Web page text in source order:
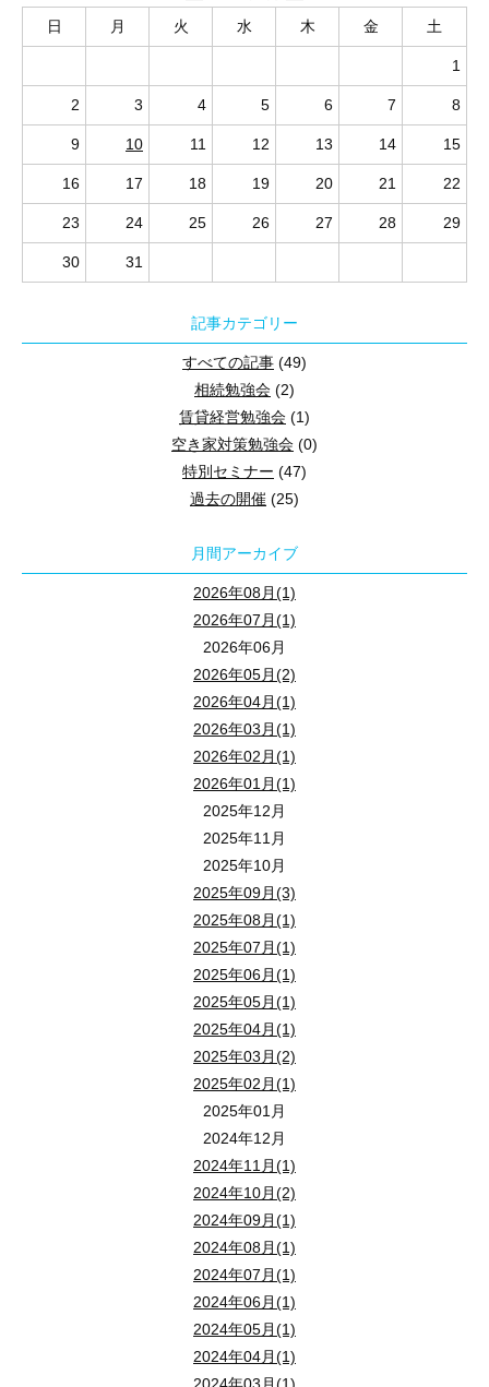
日
月 火 水 木 金 土
1
2 3 4 5 6 7 8
9 10 11 12 13 14 15
16 17 18 19 20 21 22
23 24 25 26 27 28 29
30 31
記事カテゴリー
すべての記事 (49)
相続勉強会 (2)
賃貸経営勉強会 (1)
空き家対策勉強会 (0)
特別セミナー (47)
過去の開催 (25)
月間アーカイブ
2026年08月(1)
2026年07月(1)
2026年06月
2026年05月(2)
2026年04月(1)
2026年03月(1)
2026年02月(1)
2026年01月(1)
2025年12月
2025年11月
2025年10月
2025年09月(3)
2025年08月(1)
2025年07月(1)
2025年06月(1)
2025年05月(1)
2025年04月(1)
2025年03月(2)
2025年02月(1)
2025年01月
2024年12月
2024年11月(1)
2024年10月(2)
2024年09月(1)
2024年08月(1)
2024年07月(1)
2024年06月(1)
2024年05月(1)
2024年04月(1)
ＭＡＰ：
『 狭山市駅西口駐車場 』 （有料）がすぐ近くです。
『 狭山市駅西口駐車場 』 は上記ＭＡＰでは
「狭山市 産業労働センター」の北西側（左上側）のグレーの建物
セミナーのお申込み・お問い合わせは
☎ ０４－２９５８－５８５１
ご参加お待ちしております。
狭山市駅から徒歩３分
『 狭山市駅西口駐車場 』（有料）がすぐ近くです。
『 狭山市駅西口駐車場 』 は上記ＭＡＰでは
ご参加お待ちしております。
プロが教える！「このまま続けて大丈夫？」お悩みのオーナー様必
会場 ： 狭山市産業労働センター １Ｆ 『多目的スペース 』
住所 ： 狭山市入間川１丁目３－３ （ ご来場での参加場所です
ＭＡＰ：
『 狭山市駅西口駐車場 』（有料）がすぐ近くです。
『 狭山市駅西口駐車場 』 は上記ＭＡＰでは
「狭山市 産業労働センター」の北西側（左上側）のグレーの建物
セミナーのお申込み・お問い合わせは
☎ ０４－２９５８－５８５１
ご参加お待ちしております。
★★★「zoom」にて配信しています！★★★
ご自宅でも・移動中でも、スマホやＰＣでお手軽に、最新情報を入
（※ 通信料はご負担ください。）
【 視聴方法 】
いただいたメールアドレス宛にセミナー視聴用のご案内メールを
ライブ配信セミナーが視聴できます。
会場参加の方は、ご来場にてご参加ください。
２０２６年６月２８日（日）１０：００～１２：
会場 ： 狭山市産業労働センター １Ｆ 『 多目的スペース 』
住所 ： 狭山市入間川１丁目３－３ （ ご来場での参加場所です
『 狭山市駅西口駐車場 』（有料）がすぐ近くです。
『 狭山市駅西口駐車場 』 は上記ＭＡＰでは
「狭山市 産業労働センター」の北西側（左上側）のグレーの建物
セミナーのお申込み・お問い合わせは
☎ ０４－２９５８－５８５１
ご参加お待ちしております。
会場参加のみならず、ライブ配信セミナーも同時開催しております
ご自宅でも当セミナーをご視聴いただけます。
途中退席も可能ですので、お気軽にご参加ください。
★★★「zoom」にて配信しています！★★★
ご自宅でも・移動中でも、スマホやＰＣでお手軽に、最新情報を入
【 視聴方法 】
ライブ配信セミナーご希望の方は 【 メールアドレス 】 をお知らせ
いただいたメールアドレス宛にセミナー視聴用のご案内メールを
メールにある 「 セミナー視聴 」 ボタンをクリックすると、
ライブ配信セミナーが視聴できます。
会場参加の方は、ご来場にてご参加ください。
そのアパート経営誰が引き継ぐ？
～失敗しないための基礎知識～
２０２６年５月３１日（日
会場 ： 狭山市産業労働センター ２Ｆ 『 異業種交流スペース
住所 ： 狭山市入間川１丁目３－３ （ ご来場での参加場所です
『 狭山市駅西口駐車場 』（有料）がすぐ近くです。
『 狭山市駅西口駐車場 』 は上記ＭＡＰでは
● 今年の繁忙期の分析・傾向を解説
● 入居者に選ばれるお部屋作り
● 節税・相続対策になる修繕費用を積み立てる方法
会場参加のみならず、ライブ配信セミナーも同時開催しております
★★★「zoom」にて配信しています！★★★
「zoom」の動画配信サイトより、セミナー視聴が可能です！
ご自宅でも・移動中でも、スマホやＰＣでお手軽に、最新情報を入
（※ 通信料はご負担ください。）
いただいたメールアドレス宛にセミナー視聴用のご案内メールを
メールにある 「 セミナー視聴 」 ボタンをクリックすると、
ライブ配信セミナーが視聴できます。
会場参加の方は、ご来場にてご参加ください。
時代の変化が急加速！新時代の賃貸経営セミナー
２０２６年４月２６日（日
会場 ： 狭山市産業労働センター ２Ｆ 『 異業種交流スペース
住所 ： 狭山市入間川１丁目３－３ （ ご来場での参加場所です
中小企業診断士・宅地建物取引士・マンション管理士
管理業務主任者・賃貸経営管理士・相続診断士
不動産オーナーや資産家に対する（納税）への相談・指導、
不動産の有効活用など、幅広い不動産相続相談サポートを担当
ココがわかる！
● 親から子へ引継ぎ準備と進め方
会場参加のみならず、ライブ配信セミナーも同時開催しております
ご自宅でも当セミナーをご視聴いただけます。
途中退席も可能ですので、お気軽にご参加ください。
「zoom」の動画配信サイトより、セミナー視聴が可能です！
ご自宅でも・移動中でも、スマホやＰＣでお手軽に、最新情報を入
（※ 通信料はご負担ください。）
ライブ配信セミナーご希望の方は 【 メールアドレス 】 をお知らせ
いただいたメールアドレス宛にセミナー視聴用のご案内メールを
メールにある 「 セミナー視聴 」 ボタンをクリックすると、
ライブ配信セミナーが視聴できます。
会場参加の方は、ご来場にてご参加ください。
そのアパート経営誰が引き継ぐ？
～失敗しないための基礎知識～
２０２６年３月２９日（日
会場 ： 狭山市産業労働センター ２Ｆ 『 異業種交流スペース
住所 ： 狭山市入間川１丁目３－３ （ ご来場での参加場所です
相続は誰にでも訪れすものですが、手続きには期限があり、
放置すると過料（罰金）などの不利益を被るリスクもあります。
本セミナーでは、相続の専門家である司法書士が、
「いつまでに・何を・どうすべきか」という基本の流れから、
「誰が相続人になるのか」の判定、「争族を防ぐ遺言書の基本」
法律の知識がない方にも分かりやすく解説します。
パートナーズ司法書士法人 狭山事務所代表
（パートナーズ司法書士法人 狭山事務所は 旧 日高護司法書士
● いつまでに何をしたらいいの？
ご自宅でも当セミナーをご視聴いただけます。
途中退席も可能ですので、お気軽にご参加ください。
★★★「zoom」にて配信しています！★★★
「zoom」の動画配信サイトより、セミナー視聴が可能です！
ご自宅でも・移動中でも、スマホやＰＣでお手軽に、最新情報を入
（※ 通信料はご負担ください。）
ライブ配信セミナーご希望の方は 【 メールアドレス 】 をお知らせ
いただいたメールアドレス宛にセミナー視聴用のご案内メールを
メールにある 「 セミナー視聴 」 ボタンをクリックすると、
ライブ配信セミナーが視聴できます。
会場参加の方は、ご来場にてご参加ください。
突然の相続に備える基礎知識
～事例に学ぶトラブルと解決策～
２０２６年２月２２日（
会場 ： 狭山市産業労働センター １Ｆ 『 多目的スペース 』
住所 ： 狭山市入間川１丁目３－３ （ ご来場での参加場所です
入居者トラブルと立退き交渉
★★★ 来場とwebの同時開催しています！（zoomによる簡単視
築年数の古いアパート経営では、入居者トラブルや立退き交渉が大
本セミナーでは、不動産・賃貸分野に精通する 弁護士 の先生が、
具体的事例を交えてわかりやすく解説します。
築20年以上のアパートをお持ちの大家様必見の内容
匠総合法律事務所 代表社員弁護士
匠総合法律事務所は住宅・建築・不動産・賃貸などを得意とする
経営企画・法務・経理まで、幅広く所掌範囲としている。
当法律事務所の長を務める。
日本弁護士連合会 常務理事
第二東京弁護士会 副会長
そのほか、慶應義塾大学院・大学などでの非常勤講師、弁護士会
新時代に選ばれる賃貸経営
～成功の秘訣と最新トレンド～
★★★ 来場とwebの同時開催しています！（zoomによる簡単視
賃貸市場は時代とともに大きく変化しています。
本セミナーでは賃貸フェアの情報と最新データをもとに、いま注
さらに、入居者に選ばれるための最新設備トレンドや、将来の修
オーナー様が今から実践できる“成功の秘訣”をお伝えいたします。
これからの賃貸経営をより安心・有利に進めるために、ぜひご参加
アパマンショップ狭山店・入間店
株式会社ハウスネット代表取締役
宅地建物取引士・不動産コンサルティングマスター
● 賃貸フェアとデータから見る最新動向！